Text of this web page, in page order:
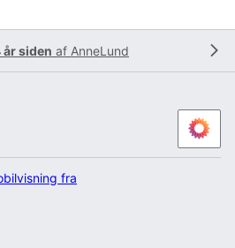
siden af AnneLund
fra